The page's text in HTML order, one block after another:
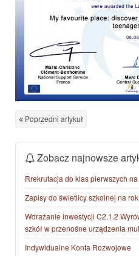
Poprzedni artykuł
Zobacz najnowsze
Rrekrutacja do klas pierwszych
Zapisy do świetlicy szkolnej na
Wdrażanie inwestycji C2.1.2
szkół w przenośne urządzenia
Indywidualne Konta Rozwojowe